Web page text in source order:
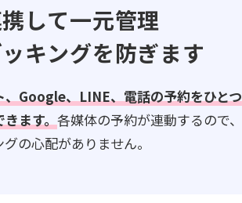
して一元管理
キングを防ぎます
、Google、LINE、電話の予約をひとつ
ます。 各媒体の予約が連動するので、
の心配がありません。